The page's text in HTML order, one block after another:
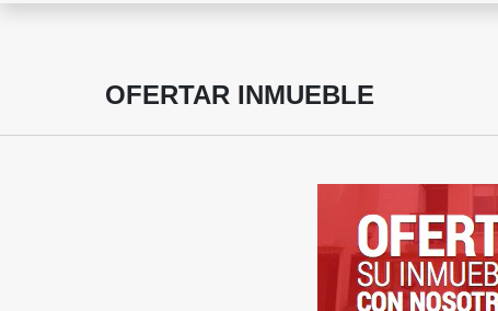
OFERTAR INMUEBLE